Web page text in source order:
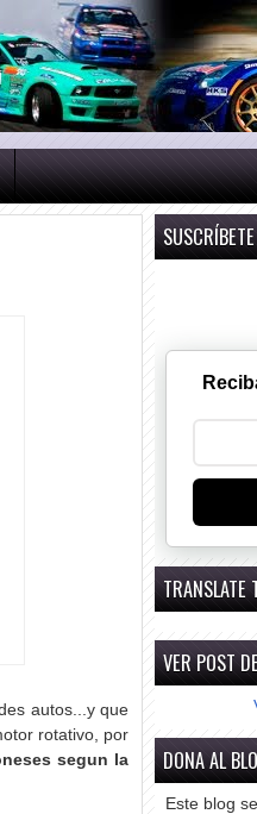
autos...y que
rotativo, por
segun la
TRANSLATE
VER POST
DONA AL
Este blog